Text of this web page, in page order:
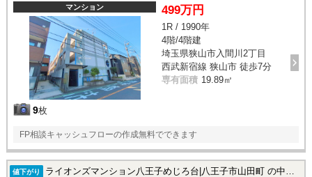
マンション
9枚
499万円
1R / 1990年
4階/4階建
埼玉県狭山市入間川2丁目
西武新宿線 狭山市 徒歩7分
専有面積 19.89㎡
FP相談キャッシュフローの作成無料でできます
値下がり ライオンズマンション八王子めじろ台|八王子市山田町 の中古マンション